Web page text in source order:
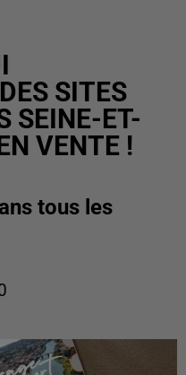
SITES
SEINE-ET-
VENTE !
tous les